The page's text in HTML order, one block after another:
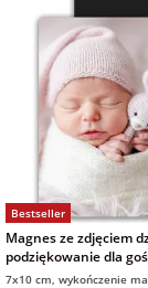
Bestseller
Magnes ze zdjęciem
podziękowanie dla
7x10 cm wykończenie
7x10 cm, wykończenie